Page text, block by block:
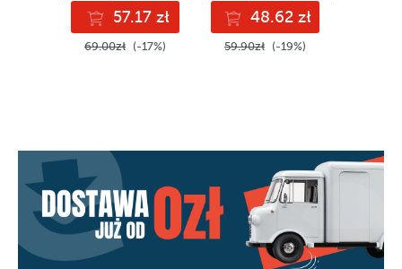
57.17 zł
69.00zł (-17%)
48.62 zł
59.90zł (-19%)